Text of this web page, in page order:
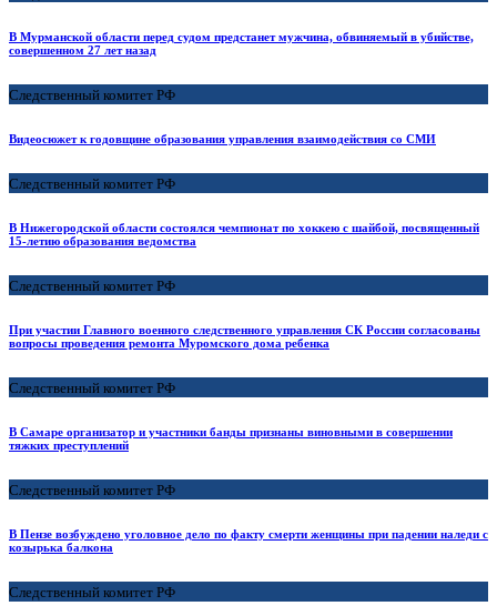
В Мурманской области перед судом предстанет мужчина, обвиняемый в убийстве,
совершенном 27 лет назад
Следственный комитет РФ
Видеосюжет к годовщине образования управления взаимодействия со СМИ
Следственный комитет РФ
В Нижегородской области состоялся чемпионат по хоккею с шайбой, посвященный
15-летию образования ведомства
Следственный комитет РФ
При участии Главного военного следственного управления СК России согласованы
вопросы проведения ремонта Муромского дома ребенка
Следственный комитет РФ
В Самаре организатор и участники банды признаны виновными в совершении
тяжких преступлений
Следственный комитет РФ
В Пензе возбуждено уголовное дело по факту смерти женщины при падении наледи с
козырька балкона
Следственный комитет РФ